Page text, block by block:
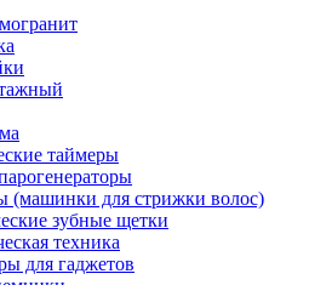
таймеры
(машинки для стрижки волос)
зубные щетки
техника
для гаджетов